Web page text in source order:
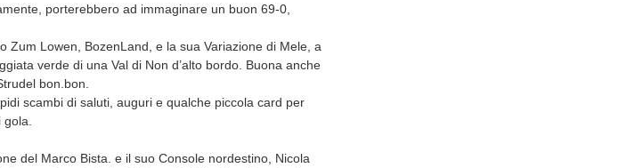
porterebbero ad immaginare un buon 69-0,
Zum Lowen, BozenLand, e la sua Variazione di Mele, a
verde di una Val di Non d’alto bordo. Buona anche
bon.bon.
scambi di saluti, auguri e qualche piccola card per
del Marco Bista. e il suo Console nordestino, Nicola